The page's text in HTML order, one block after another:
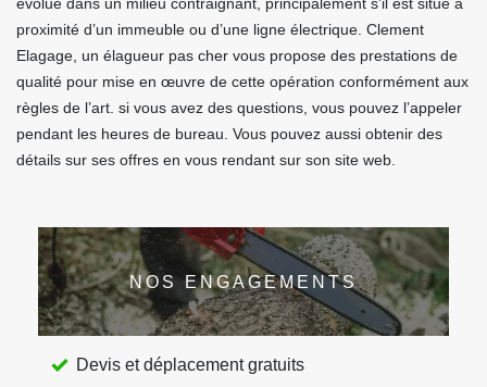
proximité d’un immeuble ou d’une ligne électrique. Clement
Elagage, un élagueur pas cher vous propose des prestations de
qualité pour mise en œuvre de cette opération conformément aux
règles de l’art. si vous avez des questions, vous pouvez l’appeler
pendant les heures de bureau. Vous pouvez aussi obtenir des
détails sur ses offres en vous rendant sur son site web.
NOS ENGAGEMENTS
Devis et déplacement gratuits